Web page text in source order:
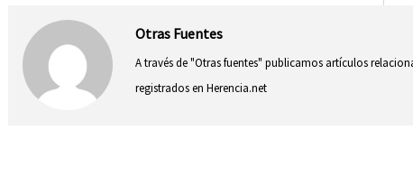
Otras Fuentes
A través de "Otras fuentes" publicamos artículos
registrados en Herencia.net